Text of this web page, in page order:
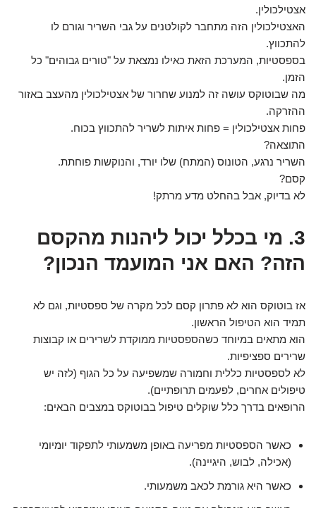
אצטילכולין.
האצטילכולין הזה מתחבר לקולטנים על גבי השריר וגורם לו
להתכווץ.
בספסטיות, המערכת הזאת כאילו נמצאת על "טורים גבוהים" כל
הזמן.
מה שבוטוקס עושה זה למנוע שחרור של אצטילכולין מהעצב באזור
ההזרקה.
פחות אצטילכולין = פחות איתות לשריר להתכווץ בכוח.
התוצאה?
השריר נרגע, הטונוס (המתח) שלו יורד, והנוקשות פוחתת.
קסם?
לא בדיוק, אבל בהחלט מדע מרתק!
3. מי בכלל יכול ליהנות מהקסם
הזה? האם אני המועמד הנכון?
אז בוטוקס הוא לא פתרון קסם לכל מקרה של ספסטיות, וגם לא
תמיד הוא הטיפול הראשון.
הוא מתאים במיוחד כשהספסטיות ממוקדת לשרירים או קבוצות
שרירים ספציפיות.
לא לספסטיות כללית וחמורה שמשפיעה על כל הגוף (לזה יש
טיפולים אחרים, לפעמים תרופתיים).
הרופאים בדרך כלל שוקלים טיפול בבוטוקס במצבים הבאים:
כאשר הספסטיות מפריעה באופן משמעותי לתפקוד יומיומי
(אכילה, לבוש, היגיינה).
כאשר היא גורמת לכאב משמעותי.